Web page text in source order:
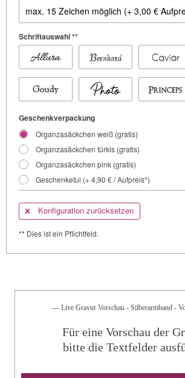
Schriftauswahl **
Geschenkverpackung
Organzasäckchen weiß (gratis)
Organzasäckchen türkis (gratis)
Organzasäckchen pink (gratis)
Geschenketui (+ 4,90 € / Aufpreis*)
Konfiguration zurücksetzen
** Dies ist ein Pflichtfeld.
--- Live Gravur Vorschau - Silberarmband -
Für eine Vorschau der
bitte die Textfelder